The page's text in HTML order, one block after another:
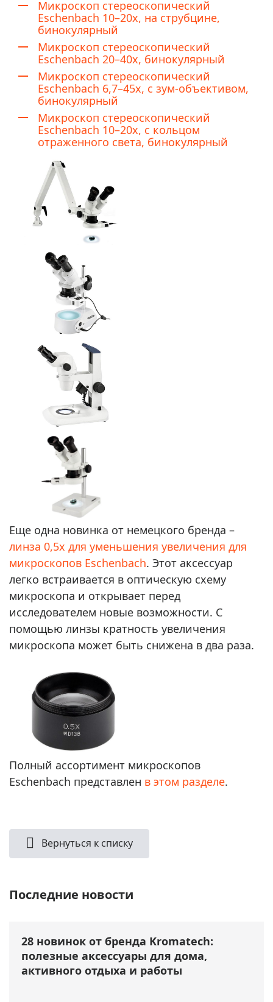
Микроскоп стереоскопический
Eschenbach 10–20x, на струбцине,
бинокулярный
Микроскоп стереоскопический
Eschenbach 20–40x, бинокулярный
Микроскоп стереоскопический
Eschenbach 6,7–45x, с зум-объективом,
бинокулярный
Микроскоп стереоскопический
Eschenbach 10–20x, с кольцом
отраженного света, бинокулярный
Еще одна новинка от немецкого бренда –
линза 0,5x для уменьшения увеличения для
микроскопов Eschenbach. Этот аксессуар
легко встраивается в оптическую схему
микроскопа и открывает перед
исследователем новые возможности. С
помощью линзы кратность увеличения
микроскопа может быть снижена в два раза.
Полный ассортимент микроскопов
Eschenbach представлен в этом разделе.
Вернуться к списку
Последние новости
28 новинок от бренда Kromatech:
полезные аксессуары для дома,
активного отдыха и работы